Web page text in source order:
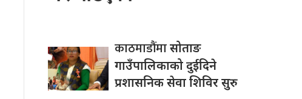
काठमाडौंमासोताङ
गाउँपालिकाको दुईदिने
प्रशासनिक सेवा शिविर सुरु